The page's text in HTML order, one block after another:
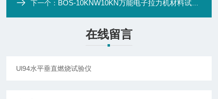
下一个： BOS-10KNW10KN万能电子拉力机材料试验机
在线留言